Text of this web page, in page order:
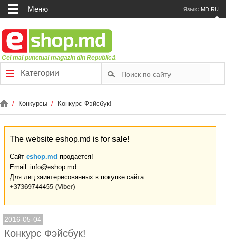
Меню Язык: MD RU
Cel mai punctual magazin din Republică
Категории
/ Конкурсы / Конкурс Фэйсбук!
The website eshop.md is for sale!
Сайт eshop.md продается!
Email: info@eshop.md
Для лиц заинтересованных в покупке сайта:
2016-05-04
Конкурс Фэйсбук!